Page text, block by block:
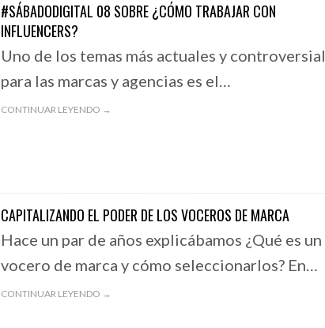
#SÁBADODIGITAL 08 SOBRE ¿CÓMO TRABAJAR CON
INFLUENCERS?
Uno de los temas más actuales y
para las marcas y agencias es el…
CONTINUAR LEYENDO →
CAPITALIZANDO EL PODER DE LOS VOCEROS DE MARCA
Hace un par de años explicábamos ¿Qué es un
vocero de marca y cómo seleccionarlos? En…
CONTINUAR LEYENDO →